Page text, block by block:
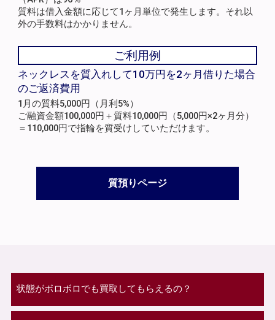
質料は借入金額に応じて1ヶ月単位で発生します。それ以
外の手数料はかかりません。
ご利用例
ネックレスを質入れして10万円を2ヶ月借りた場合
のご返済費用
1月の質料5,000円（月利5%）
ご融資金額100,000円＋質料10,000円（5,000円×2ヶ月分）
＝110,000円で指輪を質受けしていただけます。
質預りページ
状態がボロボロでも買取してもらえるの？